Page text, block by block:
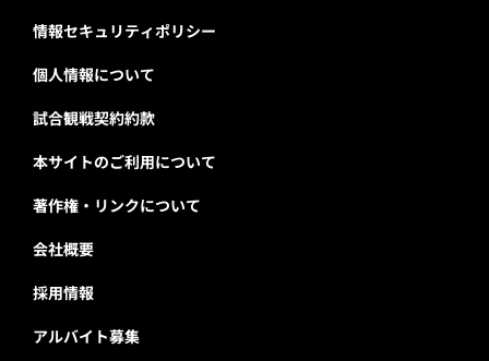
情報セキュリティポリシー
個人情報について
試合観戦契約約款
本サイトのご利用について
著作権・リンクについて
会社概要
採用情報
アルバイト募集